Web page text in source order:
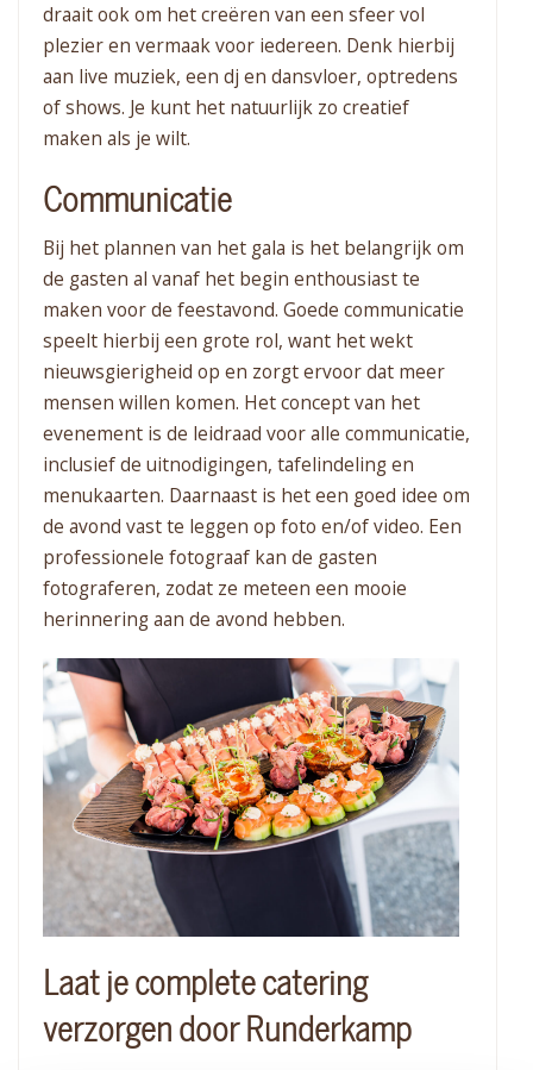
draait ook om het creëren van een sfeer vol
plezier en vermaak voor iedereen. Denk hierbij
aan live muziek, een dj en dansvloer, optredens
of shows. Je kunt het natuurlijk zo creatief
maken als je wilt.
Communicatie
Bij het plannen van het gala is het belangrijk om
de gasten al vanaf het begin enthousiast te
maken voor de feestavond. Goede communicatie
speelt hierbij een grote rol, want het wekt
nieuwsgierigheid op en zorgt ervoor dat meer
mensen willen komen. Het concept van het
evenement is de leidraad voor alle communicatie,
inclusief de uitnodigingen, tafelindeling en
menukaarten. Daarnaast is het een goed idee om
de avond vast te leggen op foto en/of video. Een
professionele fotograaf kan de gasten
fotograferen, zodat ze meteen een mooie
herinnering aan de avond hebben.
Laat je complete catering
verzorgen door Runderkamp